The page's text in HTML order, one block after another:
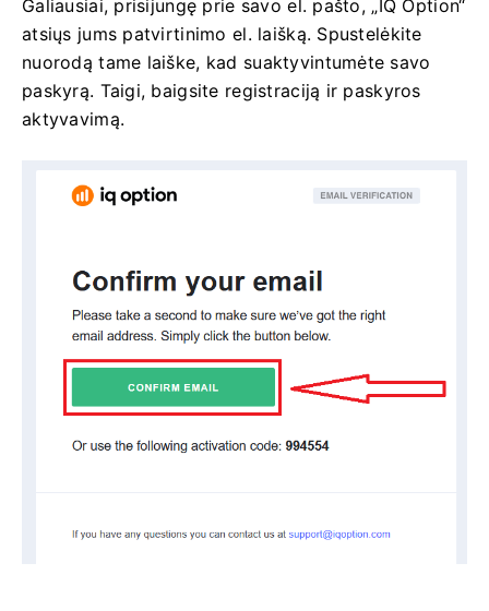
Galiausiai, prisijungę prie savo el. pašto, „IQ Option“
atsiųs jums patvirtinimo el. laišką. Spustelėkite
nuorodą tame laiške, kad suaktyvintumėte savo
paskyrą. Taigi, baigsite registraciją ir paskyros
aktyvavimą.